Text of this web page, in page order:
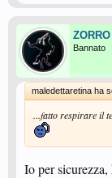
ZORRO
Bannato
maledettaretina ha
...fatto respirare il
Io per